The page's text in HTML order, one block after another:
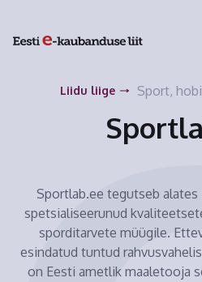
Liidu liige Sport,
Sportlab.ee tegutseb
spetsialiseerunud
sporditarvete müügile.
esindatud tuntud
on Eesti ametlik maaletooja